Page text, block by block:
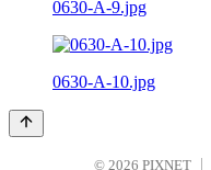
0630-A-9.jpg
0630-A-10.jpg
© 2026 PIXNET